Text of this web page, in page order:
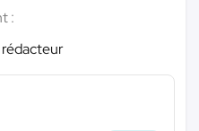
:
rédacteur